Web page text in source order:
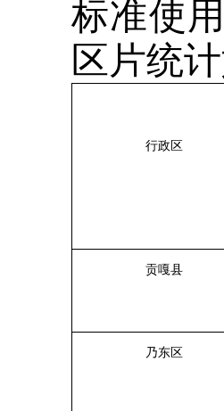
标准使
区片统
行政区
贡嘎县
乃东区